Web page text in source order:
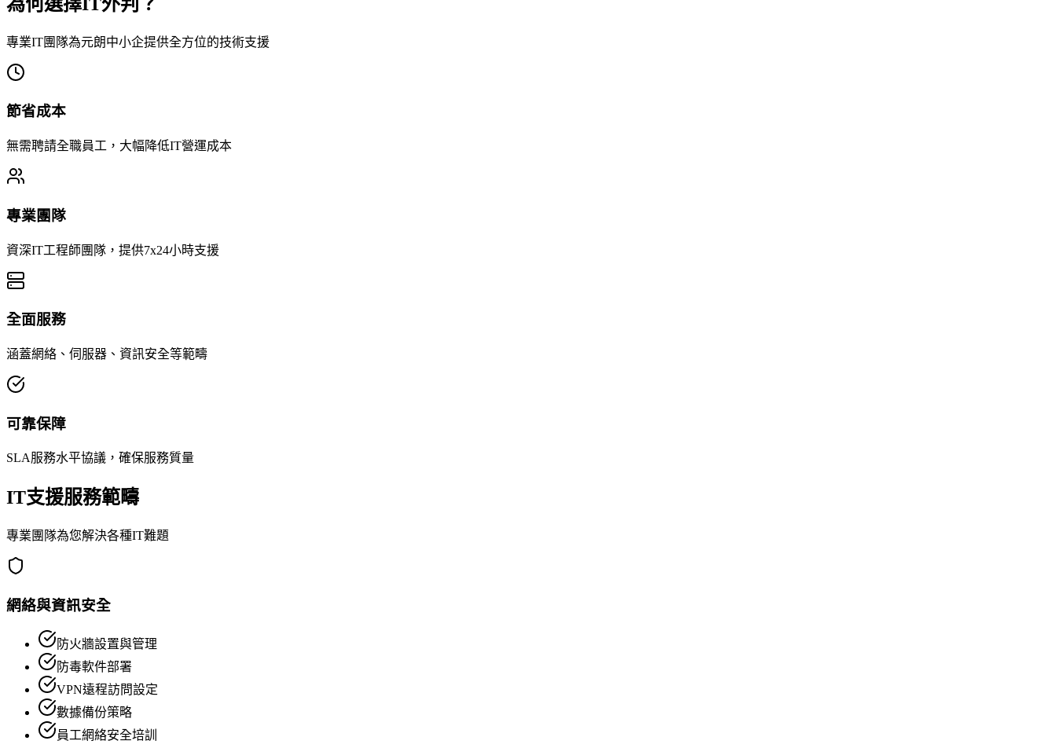
專業IT團隊為元朗中小企提供全方位的技術支援
節省成本
無需聘請全職員工，大幅降低IT營運成本
專業團隊
資深IT工程師團隊，提供7x24小時支援
全面服務
涵蓋網絡、伺服器、資訊安全等範疇
可靠保障
SLA服務水平協議，確保服務質量
IT支援服務範疇
專業團隊為您解決各種IT難題
網絡與資訊安全
防火牆設置與管理
防毒軟件部署
VPN遠程訪問設定
數據備份策略
員工網絡安全培訓